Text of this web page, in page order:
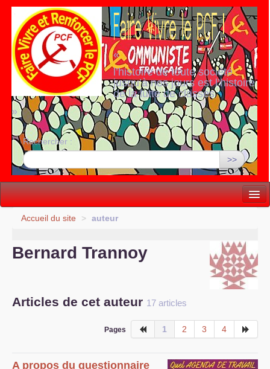
«
l’histoire de toute société
jusqu’à nos jours est l’histoire
de la lutte de classes
»
Rechercher :
>>
Vie politique
Accueil du site > auteur
Bernard Trannoy
Articles de cet auteur 17 articles
Pages 1 2 3 4
A propos du questionnaire